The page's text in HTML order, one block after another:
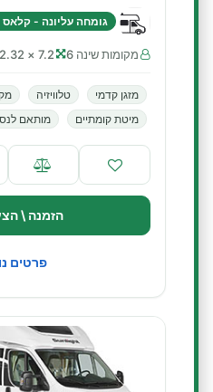
גומחה עליונה - קלאס C
מקומות שינה 6 7.2 × 2.32 m
מזגן קדמי טלוויזיה
מיטת קומתיים
מותאם
הזמנה \
פרטים